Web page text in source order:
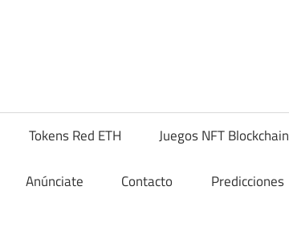
Tokens Red ETH Juegos NFT Blockchain
Anúnciate Contacto Predicciones